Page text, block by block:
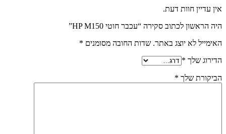
אין עדיין חוות דעת.
היה הראשון לכתוב סקירה “עכבר חוטי HP M150”
האימייל לא יוצג באתר. שדות החובה מסומנים *
הדירוג שלך *
הביקורת שלך *